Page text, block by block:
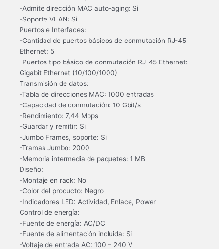
-Admite dirección MAC auto-aging: Si
-Soporte VLAN: Si
Puertos e Interfaces:
-Cantidad de puertos básicos de conmutación RJ-45
Ethernet: 5
-Puertos tipo básico de conmutación RJ-45 Ethernet:
Gigabit Ethernet (10/100/1000)
Transmisión de datos:
-Tabla de direcciones MAC: 1000 entradas
-Capacidad de conmutación: 10 Gbit/s
-Rendimiento: 7,44 Mpps
-Guardar y remitir: Si
-Jumbo Frames, soporte: Si
-Tramas Jumbo: 2000
-Memoria intermedia de paquetes: 1 MB
Diseño:
-Montaje en rack: No
-Color del producto: Negro
-Indicadores LED: Actividad, Enlace, Power
Control de energía:
-Fuente de energía: AC/DC
-Fuente de alimentación incluida: Si
-Voltaje de entrada AC: 100 – 240 V